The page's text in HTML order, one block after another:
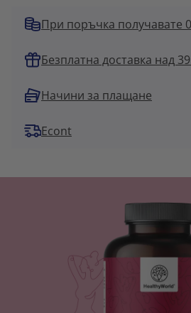
При поръчка получавате
Безплатна доставка над
Начини за плащане
Econt